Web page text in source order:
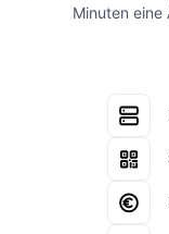
Minuten eine